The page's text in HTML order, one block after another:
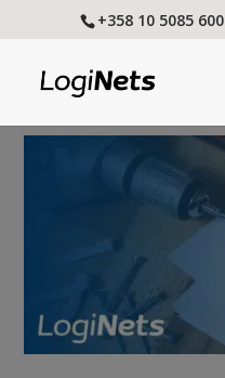
+358 10 5085 600